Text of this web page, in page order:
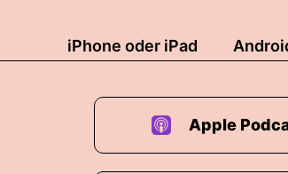
iPhone oder iPad
Apple